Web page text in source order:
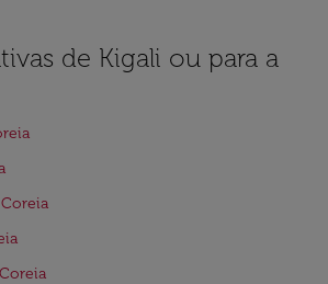
de Kigali ou para a